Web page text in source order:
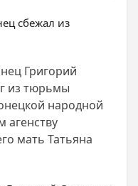
Григорий
из тюрьмы
народной
агенству
мать Татьяна